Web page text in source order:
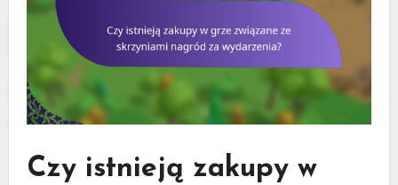
Czy istnieją zakupy w